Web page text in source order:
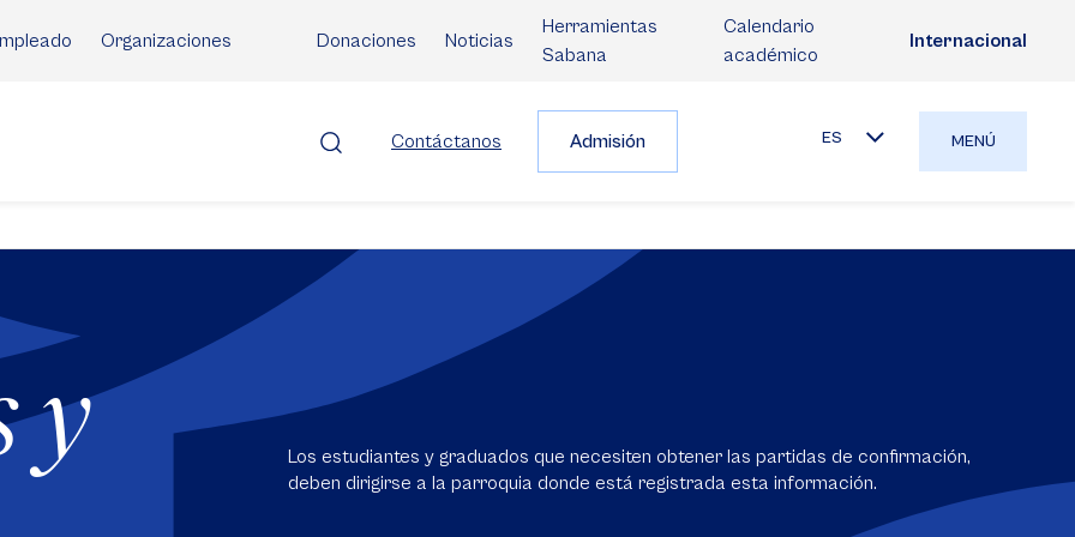
Organizaciones Donaciones Noticias
Herramientas
Sabana
Calendario
académico
Internacional
Contáctanos Admisión ES MENÚ
y
Los estudiantes y graduados que necesiten obtener las partidas de confirmación,
deben dirigirse a la parroquia donde está registrada esta información.